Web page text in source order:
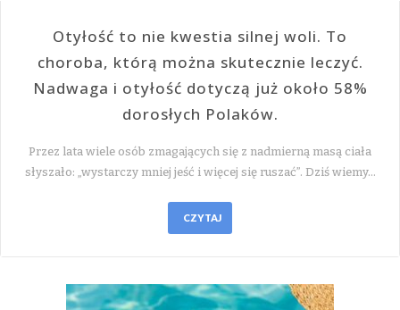
Otyłość to nie kwestia silnej woli. To
choroba, którą można skutecznie leczyć.
Nadwaga i otyłość dotyczą już około 58%
dorosłych Polaków.
Przez lata wiele osób zmagających się z nadmierną masą ciała
słyszało: „wystarczy mniej jeść i więcej się ruszać”. Dziś wiemy…
CZYTAJ